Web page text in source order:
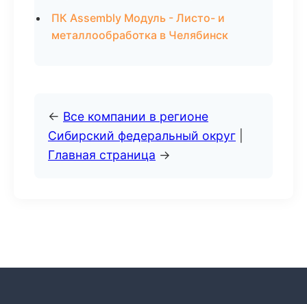
ПК Assembly Модуль - Листо- и
металлообработка в Челябинск
← Все компании в регионе
Сибирский федеральный округ
Главная страница →